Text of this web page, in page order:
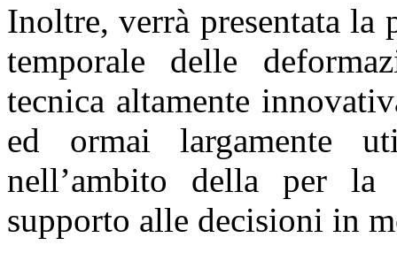
Inoltre, verrà presentata la
temporale delle
tecnica altamente
ed ormai largamente
nell’ambito della per
supporto alle decisioni in